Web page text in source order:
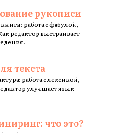
рукописи
работа с фабулой,
редактор выстраивает
текста
работа с лексикой,
улучшает язык,
что это?